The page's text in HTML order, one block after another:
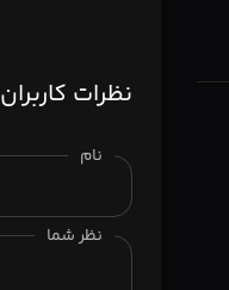
نظرات کاربران
نام
نظر شما